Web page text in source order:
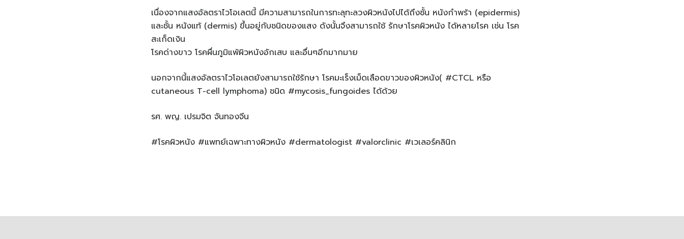
เนื่องจากแสงอัลตราไวโอเลตนี้ มีความสามารถในการทะลุทะลวงผิวหนังไปได้ถึงชั้น หนังกำพร้า (epidermis)
และชั้น หนังแท้ (dermis) ขึ้นอยู่กับชนิดของแสง ดังนั้นจึงสามารถใช้ รักษาโรคผิวหนัง ได้หลายโรค เช่น โรค
สะเก็ดเงิน
โรคด่างขาว โรคผื่นภูมิแพ้ผิวหนังอักเสบ และอื่นๆอีกมากมาย
นอกจากนี้แสงอัลตราไวโอเลตยังสามารถใช้รักษา โรคมะเร็งเม็ดเลือดขาวของผิวหนัง( #CTCL หรือ
cutaneous T-cell lymphoma) ชนิด #mycosis_fungoides ได้ด้วย
รศ. พญ. เปรมจิต จันทองจีน
#โรคผิวหนัง #แพทย์เฉพาะทางผิวหนัง #dermatologist #valorclinic #เวเลอร์คลินิก